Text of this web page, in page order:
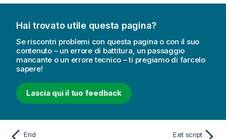
Hai trovato utile questa pagina?
Se riscontri problemi con questa pagina o con il suo
contenuto – un errore di battitura, un passaggio
mancante o un errore tecnico – ti pregiamo di farcelo
sapere!
Lascia qui il tuo feedback
End Exit script